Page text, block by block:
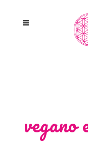
vegano